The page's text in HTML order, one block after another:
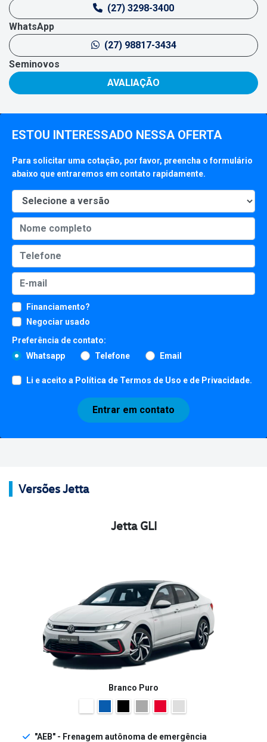
ESTOU INTERESSADO NESSA OFERTA
Para solicitar uma cotação, por favor, preencha o formulário
abaixo que entraremos em contato rapidamente.
Financiamento?
Negociar usado
Preferência de contato:
Whatsapp
Telefone Email
Li e aceito a Política de Termos de Uso e de Privacidade.
Entrar em contato
(27) 3298-3400
WhatsApp
(27) 98817-3434
Seminovos
AVALIAÇÃO
Versões Jetta
Jetta GLI
Branco Puro
"AEB" - Frenagem autônoma de emergência